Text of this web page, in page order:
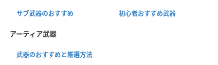
サブ武器のおすすめ 初心者おすすめ武器
アーティア武器
武器のおすすめと厳選方法